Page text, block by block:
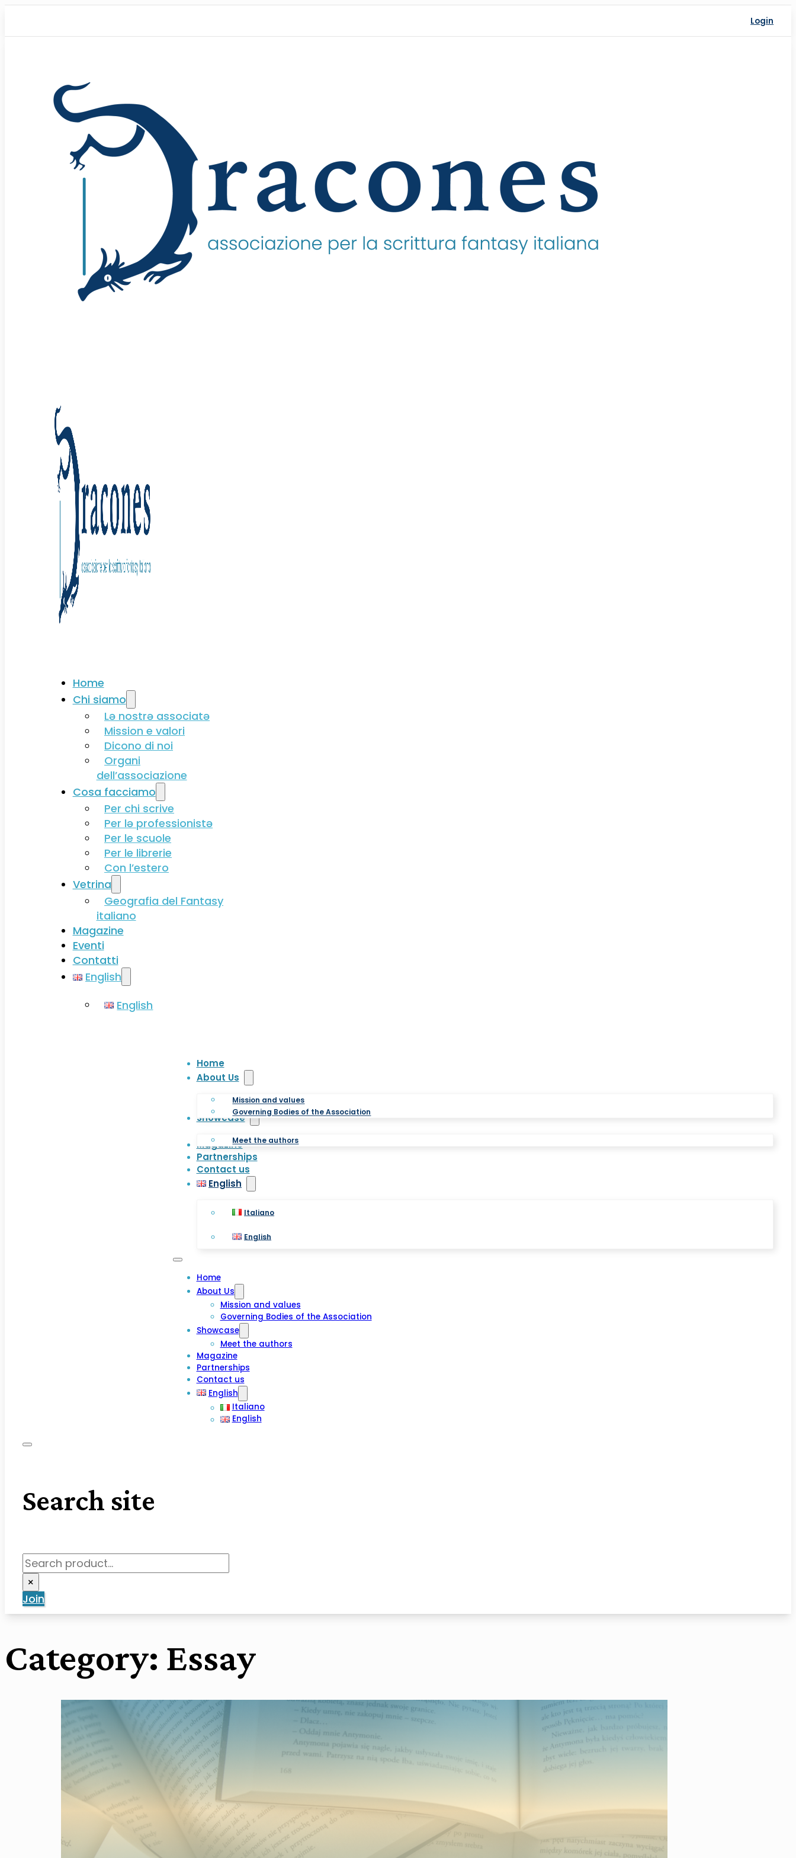
Login
Home
Chi siamo
Lə nostrə associatə
Mission e valori
Dicono di noi
Organi
dell’associazione
Cosa facciamo
Per chi scrive
Per lə professionistə
Per le scuole
Per le librerie
Con l’estero
Vetrina
Geografia del Fantasy
italiano
Magazine
Eventi
Contatti
English
English
Home
About Us
Mission and values
Governing Bodies of the Association
Showcase
Meet the authors
Magazine
Partnerships
Contact us
English
Italiano
English
Home
About Us
Mission and values
Governing Bodies of the Association
Showcase
Meet the authors
Magazine
Partnerships
Contact us
English
Italiano
English
Search site
Search
×
Join
Category: Essay